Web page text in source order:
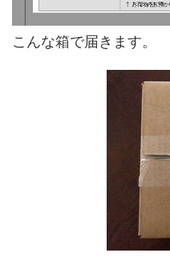
こんな箱で届きます。